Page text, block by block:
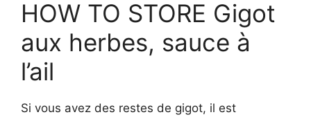
HOW TO STORE Gigot
aux herbes, sauce à
l’ail
Si vous avez des restes de gigot, il est